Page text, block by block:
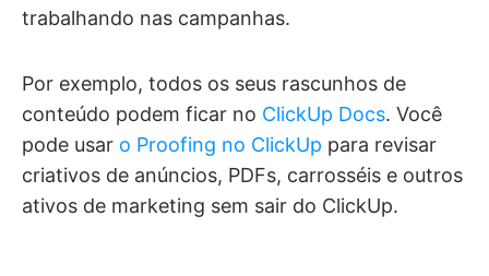
trabalhando nas campanhas.
Por exemplo, todos os seus rascunhos de
conteúdo podem ficar no ClickUp Docs. Você
pode usar o Proofing no ClickUp para revisar
criativos de anúncios, PDFs, carrosséis e outros
ativos de marketing sem sair do ClickUp.